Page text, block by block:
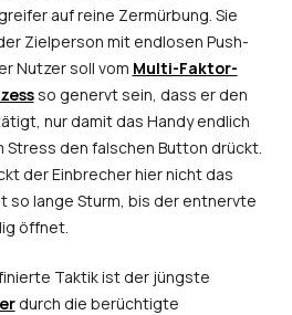
auf reine Zermürbung. Sie
Zielperson mit endlosen Push-
Nutzer soll vom Multi-Faktor-
so genervt sein, dass er den
nur damit das Handy endlich
Stress den falschen Button drückt.
der Einbrecher hier nicht das
so lange Sturm, bis der entnervte
öffnet.
Taktik ist der jüngste
durch die berüchtigte